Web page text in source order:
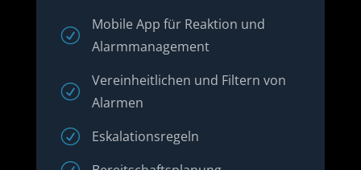
R
Mobile App für Reaktion und
Alarmmanagement
R
Vereinheitlichen und Filtern von
Alarmen
R Eskalationsregeln